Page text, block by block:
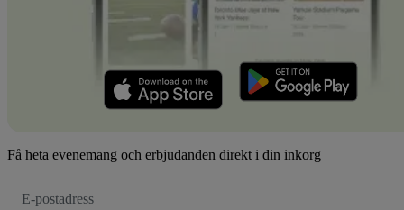
Få heta evenemang och erbjudanden direkt i din inkorg
postadress